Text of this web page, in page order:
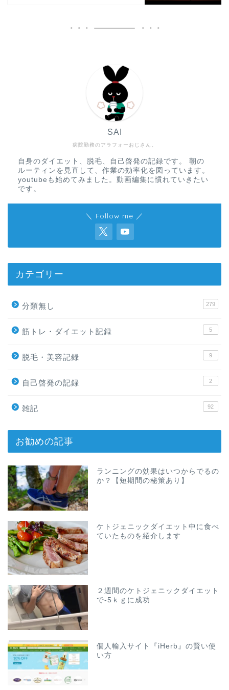
病院勤務のアラフォーおじさん。
SAI
自身のダイエット、脱毛、自己啓発の記録です。 朝の
ルーティンを見直して、作業の効率化を図っています。
youtubeも始めてみました。動画編集に慣れていきたい
です。
＼ Follow me ／
カテゴリー
分類無し 279
筋トレ・ダイエット記録 5
脱毛・美容記録 9
自己啓発の記録 2
雑記 92
お勧めの記事
ランニングの効果はいつからでるの
か？【短期間の秘策あり】
ケトジェニックダイエット中に食べ
ていたものを紹介します
２週間のケトジェニックダイエット
で-5ｋｇに成功
個人輸入サイト『iHerb』の賢い使
い方